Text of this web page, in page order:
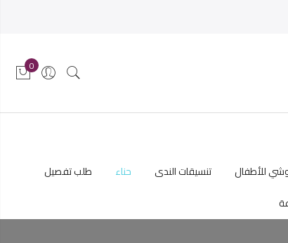
0
للأطفال تنسيقات الندى حناء
طلب تفصيل